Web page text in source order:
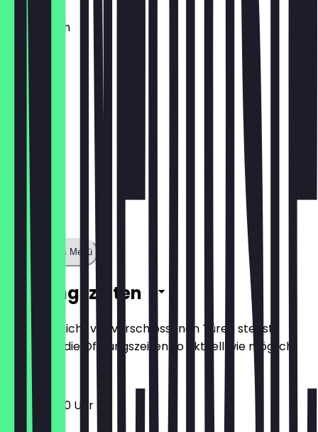
Bienenstich
€ 3,80
Zeige ganzes Menü
Öffnungszeiten
Damit du nicht vor verschlossenen Türen stehst,
halten wir die Öffnungszeiten so aktuell wie möglich.
11:00 - 20:00 Uhr